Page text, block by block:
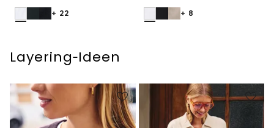
+ 22 + 8
Layering‑Ideen